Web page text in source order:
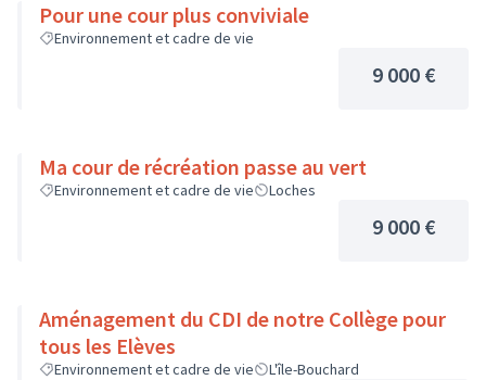
Pour une cour plus conviviale
Environnement et cadre de vie
9 000 €
Ma cour de récréation passe au vert
Environnement et cadre de vie Loches
9 000 €
Aménagement du CDI de notre Collège pour
tous les Elèves
Environnement et cadre de vie L'île-Bouchard